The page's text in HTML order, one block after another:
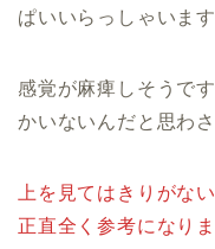
ぱいいらっしゃいます
感覚が麻痺しそうで
かいないんだと思わさ
上を見てはきりがな
正直全く参考になりま